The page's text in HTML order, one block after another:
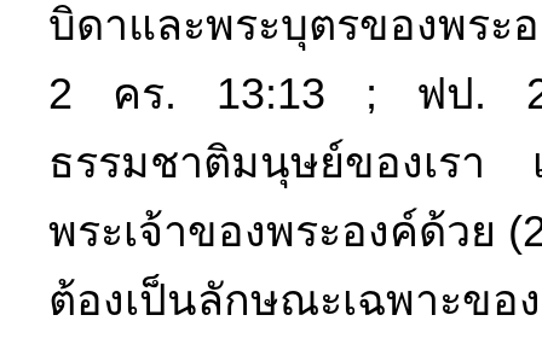
บิดาและพระบุตรของพระ
2 คร. 13:13 ; ฟป.
ธรรมชาติมนุษย์ของเรา
พระเจ้าของพระองค์ด้วย
ต้องเป็นลักษณะเฉพาะขอ